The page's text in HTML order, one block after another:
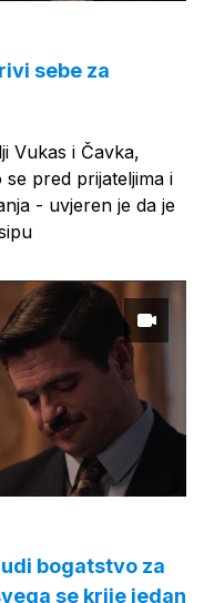
sebe za
Vukas i Čavka,
se pred prijateljima i
- uvjeren je da je
bogatstvo za
se krije jedan